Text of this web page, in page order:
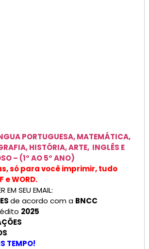
PORTUGUESA, MATEMÁTICA,
HISTÓRIA, ARTE, INGLÊS E
– (1° AO 5° ANO)
só para você imprimir, tudo
e WORD.
EM SEU EMAIL:
de acordo com a BNCC
2025
TEMPO!